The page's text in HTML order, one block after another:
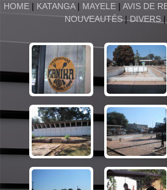
HOME | KATANGA| MAYELE| AVIS DE
NOUVEAUTÉS|DIVERS|